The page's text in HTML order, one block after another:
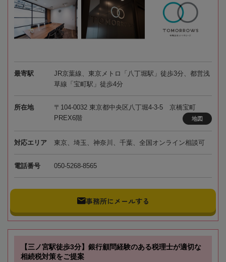
最寄駅
JR京葉線、東京メトロ「八丁堀駅」徒歩3分、都営浅
草線「宝町駅」徒歩4分
所在地
〒104-0032 東京都中央区八丁堀4-3-5 京橋宝町
PREX6階
地図
対応エリア 東京、埼玉、神奈川、千葉、全国オンライン相談可
電話番号 050-5268-8565
事務所にメールする
【三ノ宮駅徒歩3分】銀行顧問経験のある税理士が適切な
相続税対策をご提案